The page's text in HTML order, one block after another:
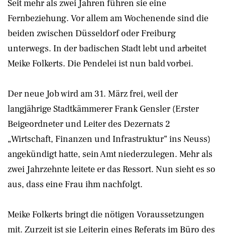
Seit mehr als zwei Jahren führen sie eine
Fernbeziehung. Vor allem am Wochenende sind die
beiden zwischen Düsseldorf oder Freiburg
unterwegs. In der badischen Stadt lebt und arbeitet
Meike Folkerts. Die Pendelei ist nun bald vorbei.
Der neue Job wird am 31. März frei, weil der
langjährige Stadtkämmerer Frank Gensler (Erster
Beigeordneter und Leiter des Dezernats 2
„Wirtschaft, Finanzen und Infrastruktur“ ins Neuss)
angekündigt hatte, sein Amt niederzulegen. Mehr als
zwei Jahrzehnte leitete er das Ressort. Nun sieht es so
aus, dass eine Frau ihm nachfolgt.
Meike Folkerts bringt die nötigen Voraussetzungen
mit. Zurzeit ist sie Leiterin eines Referats im Büro des